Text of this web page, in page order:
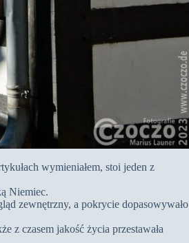
wymieniałem, stoi jeden z
Niemiec.
zewnętrzny, a pokrycie dopasowywało
z czasem jakość życia przestawała